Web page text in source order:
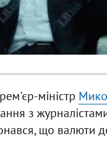
міністр
з
що валюти